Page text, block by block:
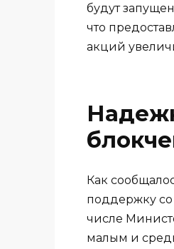
будут
что
акций
Как
поддержку со
числе
малым и